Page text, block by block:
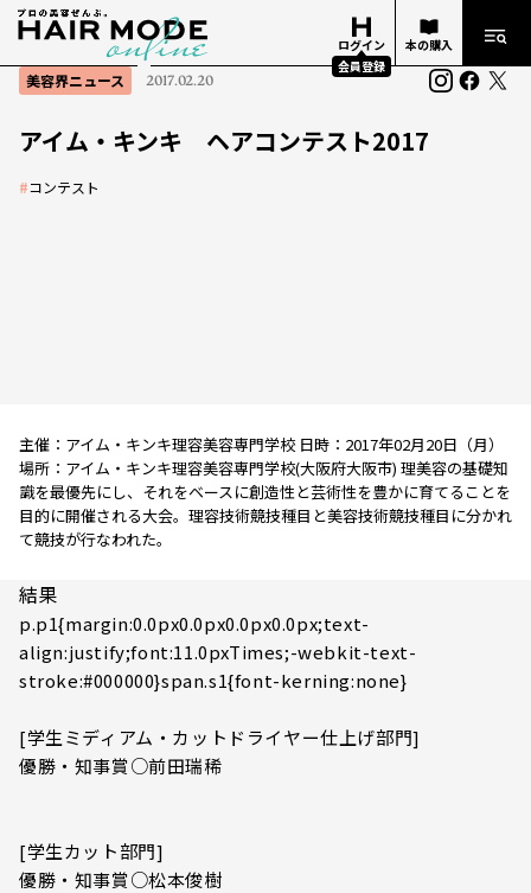
ログイン
会員登録
本の購入
美容界ニュース 2017.02.20
アイム・キンキ ヘアコンテスト2017
#コンテスト
主催：アイム・キンキ理容美容専門学校 日時：2017年02月20日（月）
場所：アイム・キンキ理容美容専門学校(大阪府大阪市) 理美容の基礎知
識を最優先にし、それをベースに創造性と芸術性を豊かに育てることを
目的に開催される大会。理容技術競技種目と美容技術競技種目に分かれ
て競技が行なわれた。
結果
p.p1{margin:0.0px0.0px0.0px0.0px;text-
align:justify;font:11.0pxTimes;-webkit-text-
stroke:#000000}span.s1{font-kerning:none}
[学生ミディアム・カットドライヤー仕上げ部門]
優勝・知事賞○前田瑞稀
[学生カット部門]
優勝・知事賞○松本俊樹